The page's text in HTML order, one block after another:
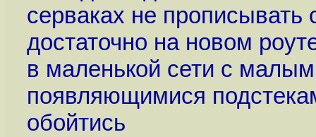
серваках не
достаточно на новом
в маленькой сети с
появляющимися
обойтись